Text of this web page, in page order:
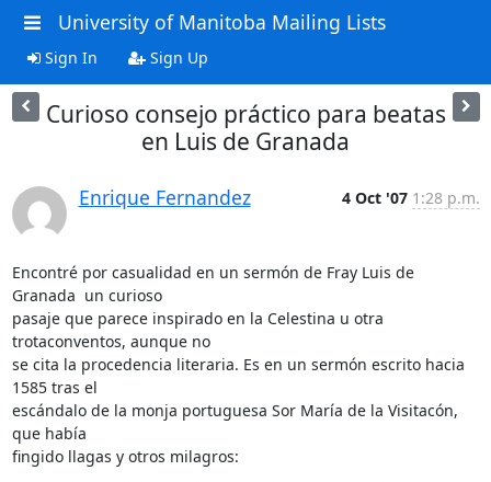
University of Manitoba Mailing Lists
Sign In Sign Up
Curioso consejo práctico para beatas
en Luis de Granada
Enrique Fernandez 4 Oct '07 1:28 p.m.
Encontré por casualidad en un sermón de Fray Luis de
Granada  un curioso
pasaje que parece inspirado en la Celestina u otra
trotaconventos, aunque no
se cita la procedencia literaria. Es en un sermón escrito hacia
1585 tras el
escándalo de la monja portuguesa Sor María de la Visitacón,
que había
fingido llagas y otros milagros: